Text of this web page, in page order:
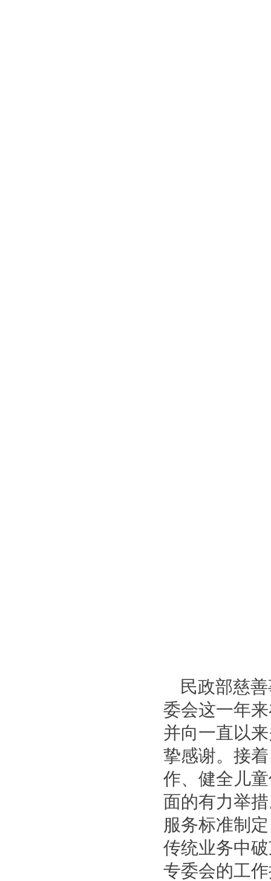
民政部慈
委会这一年
并向一直以
挚感谢。接
作、健全儿
面的有力举
服务标准制
传统业务中
专委会的工